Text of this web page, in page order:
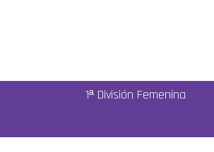
1ª División Femenina